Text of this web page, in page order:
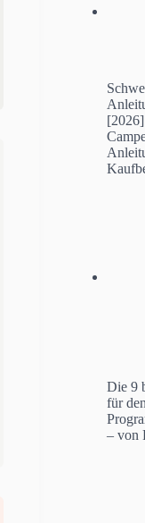
[2026]
Die 9
für
– von